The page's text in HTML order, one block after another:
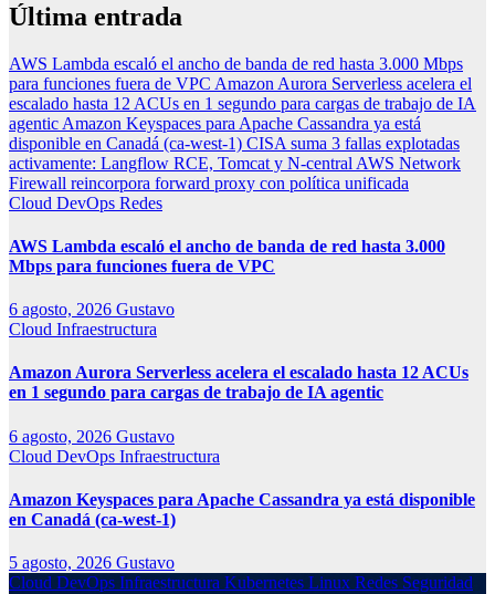
Última entrada
AWS Lambda escaló el ancho de banda de red hasta 3.000 Mbps
para funciones fuera de VPC Amazon Aurora Serverless acelera el
escalado hasta 12 ACUs en 1 segundo para cargas de trabajo de IA
agentic Amazon Keyspaces para Apache Cassandra ya está
disponible en Canadá (ca-west-1) CISA suma 3 fallas explotadas
activamente: Langflow RCE, Tomcat y N-central AWS Network
Firewall reincorpora forward proxy con política unificada
Cloud DevOps Redes
AWS Lambda escaló el ancho de banda de red hasta 3.000
Mbps para funciones fuera de VPC
6 agosto, 2026 Gustavo
Cloud Infraestructura
Amazon Aurora Serverless acelera el escalado hasta 12 ACUs
en 1 segundo para cargas de trabajo de IA agentic
6 agosto, 2026 Gustavo
Cloud DevOps Infraestructura
Amazon Keyspaces para Apache Cassandra ya está disponible
en Canadá (ca-west-1)
5 agosto, 2026 Gustavo
Cloud DevOps Infraestructura Kubernetes Linux Redes Seguridad